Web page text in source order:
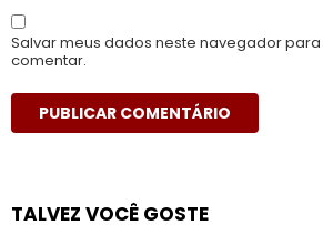
Salvar meus dados neste navegador
comentar.
TALVEZ VOCÊ GOSTE